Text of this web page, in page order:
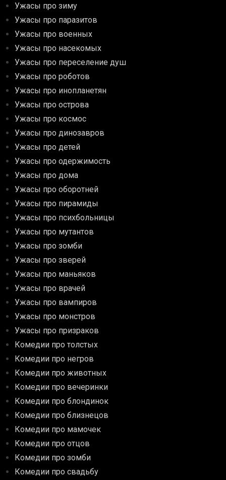
Ужасы про зиму
Ужасы про паразитов
Ужасы про военных
Ужасы про насекомых
Ужасы про переселение душ
Ужасы про роботов
Ужасы про инопланетян
Ужасы про острова
Ужасы про космос
Ужасы про динозавров
Ужасы про детей
Ужасы про одержимость
Ужасы про дома
Ужасы про оборотней
Ужасы про пирамиды
Ужасы про психбольницы
Ужасы про мутантов
Ужасы про зомби
Ужасы про зверей
Ужасы про маньяков
Ужасы про врачей
Ужасы про вампиров
Ужасы про монстров
Ужасы про призраков
Комедии про толстых
Комедии про негров
Комедии про животных
Комедии про вечеринки
Комедии про блондинок
Комедии про близнецов
Комедии про мамочек
Комедии про отцов
Комедии про зомби
Комедии про свадьбу